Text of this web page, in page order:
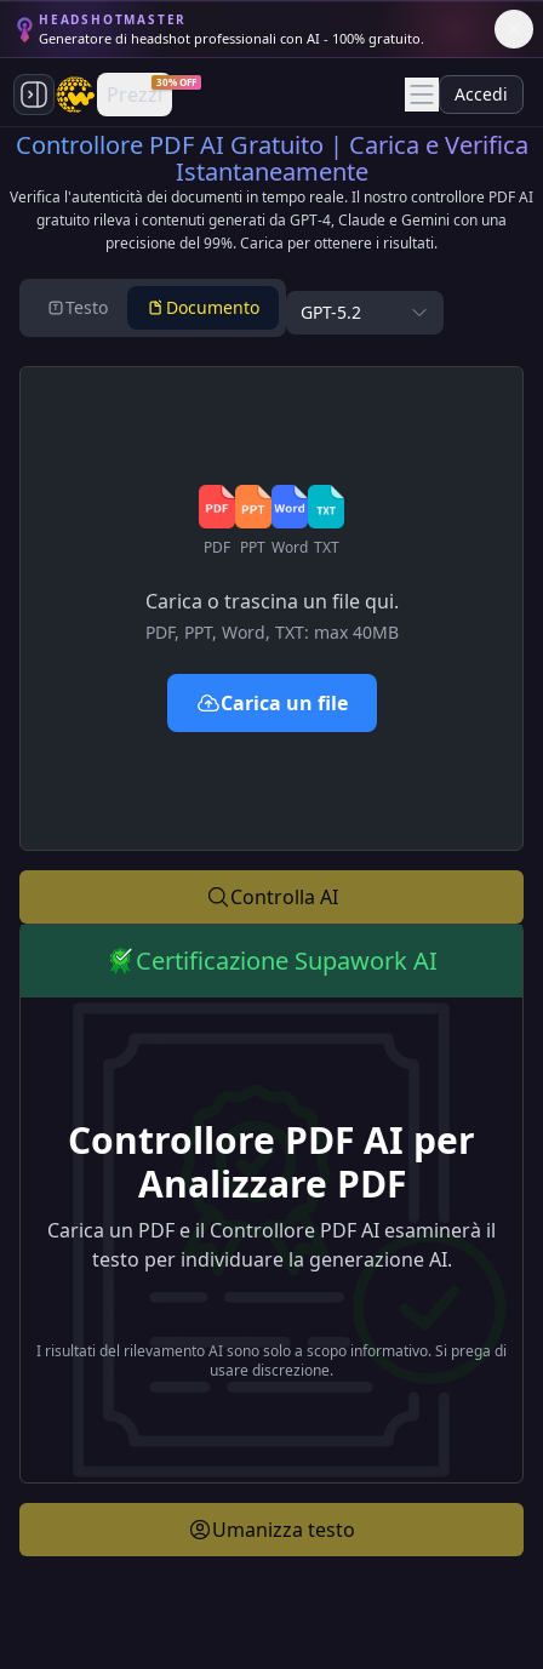
HEADSHOTMASTER
Generatore di headshot professionali con AI - 100% gratuito.
Prezzi30% OFF
Accedi
Controllore PDF AI Gratuito | Carica e Verifica
Istantaneamente
Verifica l'autenticità dei documenti in tempo reale. Il nostro controllore PDF AI
gratuito rileva i contenuti generati da GPT-4, Claude e Gemini con una
precisione del 99%. Carica per ottenere i risultati.
T Testo Documento GPT-5.2
PDF PPT Word TXT
Carica o trascina un file qui.
PDF, PPT, Word, TXT: max 40MB
Carica un file
Controlla AI
Certificazione Supawork AI
Controllore PDF AI per
Analizzare PDF
Carica un PDF e il Controllore PDF AI esaminerà il
testo per individuare la generazione AI.
I risultati del rilevamento AI sono solo a scopo informativo. Si prega di
usare discrezione.
Umanizza testo